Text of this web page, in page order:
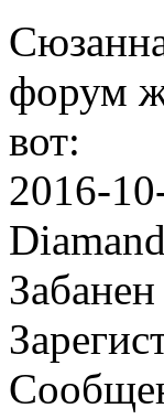
форум
вот:
2016-
Diamand
Забанен